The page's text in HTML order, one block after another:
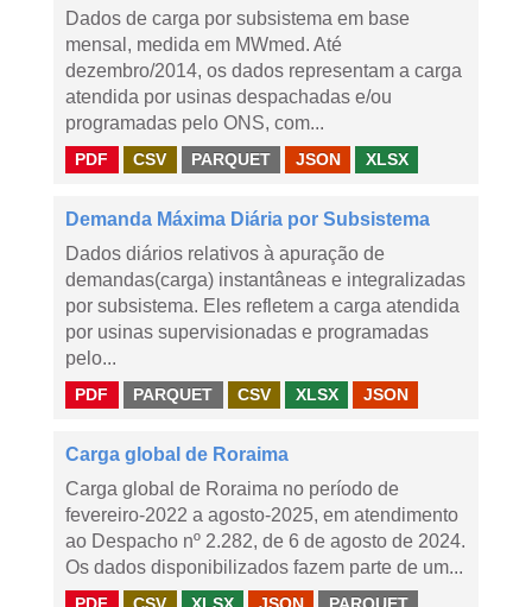
Dados de carga por subsistema em base
mensal, medida em MWmed. Até
dezembro/2014, os dados representam a carga
atendida por usinas despachadas e/ou
programadas pelo ONS, com...
PDF CSV PARQUET JSON XLSX
Demanda Máxima Diária por Subsistema
Dados diários relativos à apuração de
demandas(carga) instantâneas e integralizadas
por subsistema. Eles refletem a carga atendida
por usinas supervisionadas e programadas
pelo...
PDF PARQUET CSV XLSX JSON
Carga global de Roraima
Carga global de Roraima no período de
fevereiro-2022 a agosto-2025, em atendimento
ao Despacho nº 2.282, de 6 de agosto de 2024.
Os dados disponibilizados fazem parte de um...